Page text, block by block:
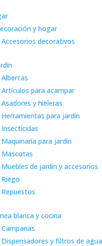
y hogar
Accesorios decorativos
Albercas
Artículos para acampar
Asadores y hieleras
Herramientas para jardín
Insecticidas
Maquinaría para jardín
Mascotas
Muebles de jardín y accesorios
Riego
Repuestos
blanca y cocina
Campanas
Dispensadores y filtros de agua